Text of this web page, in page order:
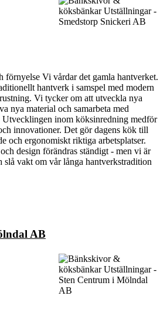
förnyelse Vi vårdar det gamla hantverket.
hantverk i samspel med modern
Vi tycker om att utveckla nya
nya material och samarbeta med
Utvecklingen inom köksinredning medför
innovationer. Det gör dagens kök till
och ergonomiskt riktiga arbetsplatser.
design förändras ständigt - men vi är
slå vakt om vår långa hantverkstradition
AB